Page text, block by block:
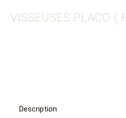
VISSEUSES PLACO
Description